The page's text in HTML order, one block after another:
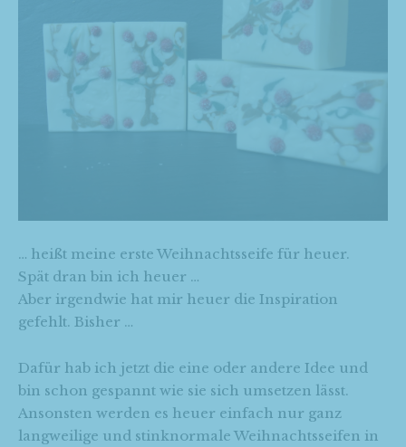
… heißt meine erste Weihnachtsseife für heuer.
Spät dran bin ich heuer …
Aber irgendwie hat mir heuer die Inspiration
gefehlt. Bisher …
Dafür hab ich jetzt die eine oder andere Idee und
bin schon gespannt wie sie sich umsetzen lässt.
Ansonsten werden es heuer einfach nur ganz
langweilige und stinknormale Weihnachtsseifen in